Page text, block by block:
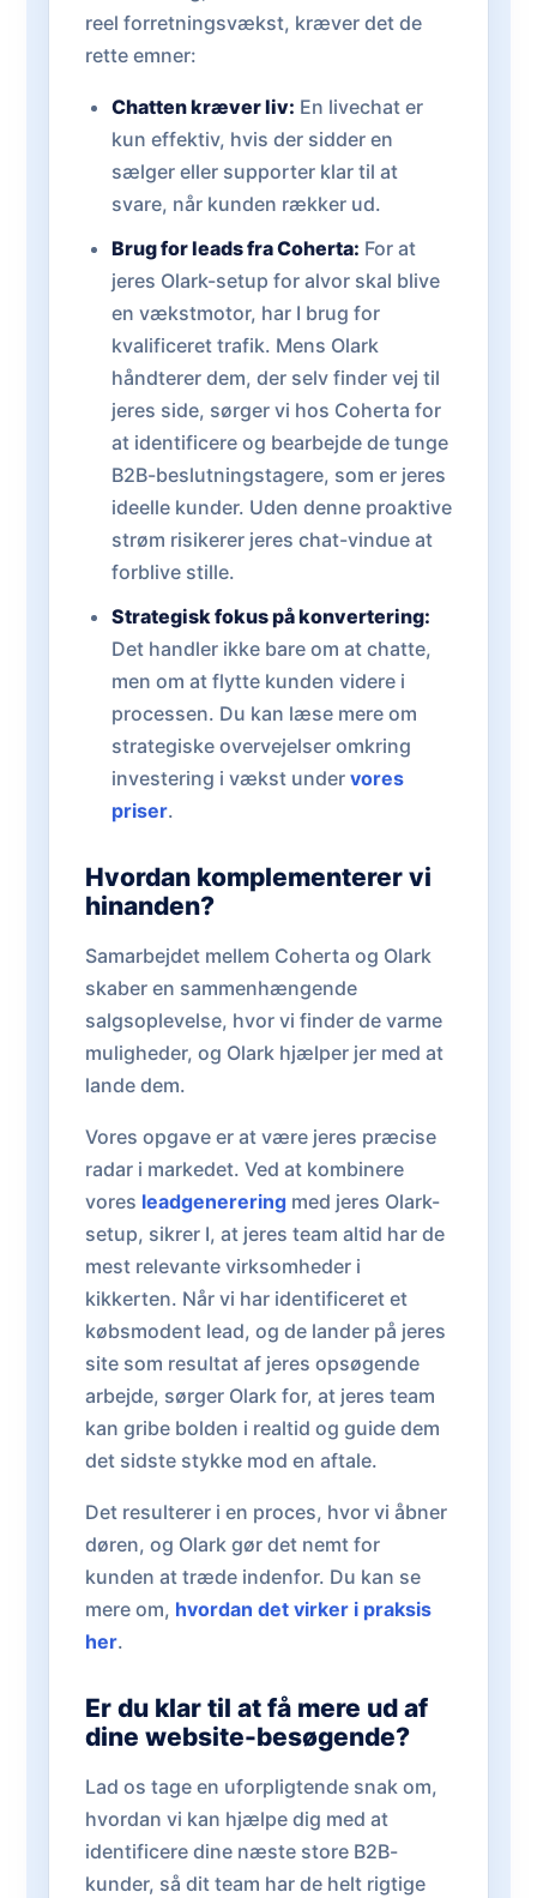
reel forretningsvækst, kræver det de
rette emner:
Chatten kræver liv: En livechat er
kun effektiv, hvis der sidder en
sælger eller supporter klar til at
svare, når kunden rækker ud.
Brug for leads fra Coherta: For at
jeres Olark-setup for alvor skal blive
en vækstmotor, har I brug for
kvalificeret trafik. Mens Olark
håndterer dem, der selv finder vej til
jeres side, sørger vi hos Coherta for
at identificere og bearbejde de tunge
B2B-beslutningstagere, som er jeres
ideelle kunder. Uden denne proaktive
strøm risikerer jeres chat-vindue at
forblive stille.
Strategisk fokus på konvertering:
Det handler ikke bare om at chatte,
men om at flytte kunden videre i
processen. Du kan læse mere om
strategiske overvejelser omkring
investering i vækst under vores
priser.
Hvordan komplementerer vi
hinanden?
Samarbejdet mellem Coherta og Olark
skaber en sammenhængende
salgsoplevelse, hvor vi finder de varme
muligheder, og Olark hjælper jer med at
lande dem.
Vores opgave er at være jeres præcise
radar i markedet. Ved at kombinere
vores leadgenerering med jeres Olark-
setup, sikrer I, at jeres team altid har de
mest relevante virksomheder i
kikkerten. Når vi har identificeret et
købsmodent lead, og de lander på jeres
site som resultat af jeres opsøgende
arbejde, sørger Olark for, at jeres team
kan gribe bolden i realtid og guide dem
det sidste stykke mod en aftale.
Det resulterer i en proces, hvor vi åbner
døren, og Olark gør det nemt for
kunden at træde indenfor. Du kan se
mere om, hvordan det virker i praksis
her.
Er du klar til at få mere ud af
dine website-besøgende?
Lad os tage en uforpligtende snak om,
hvordan vi kan hjælpe dig med at
identificere dine næste store B2B-
kunder, så dit team har de helt rigtige